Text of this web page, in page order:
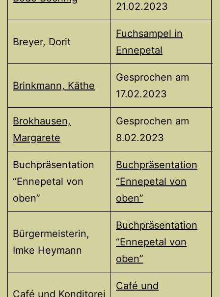
21.02.2023
Breyer, Dorit
Fuchsampel in
Ennepetal
Brinkmann, Käthe
Gesprochen am
17.02.2023
Brokhausen,
Margarete
Gesprochen am
8.02.2023
Buchpräsentation
“Ennepetal von
oben”
Buchpräsentation
“Ennepetal von
oben”
Bürgermeisterin,
Imke Heymann
Buchpräsentation
“Ennepetal von
oben”
Café und Konditorei
Café und